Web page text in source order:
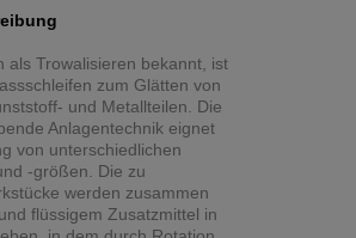
als Trowalisieren bekannt, ist
zum Glätten von
und Metallteilen. Die
Anlagentechnik eignet
von unterschiedlichen
-größen. Die zu
werden zusammen
flüssigem Zusatzmittel in